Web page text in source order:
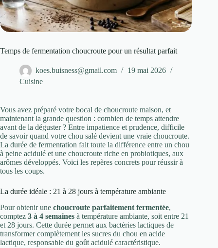
Temps de fermentation choucroute pour un résultat parfait
koes.buisness@gmail.com
19 mai 2026
Cuisine
Vous avez préparé votre bocal de choucroute maison, et
maintenant la grande question : combien de temps attendre
avant de la déguster ? Entre impatience et prudence, difficile
de savoir quand votre chou salé devient une vraie choucroute.
La durée de fermentation fait toute la différence entre un chou
à peine acidulé et une choucroute riche en probiotiques, aux
arômes développés. Voici les repères concrets pour réussir à
tous les coups.
La durée idéale : 21 à 28 jours à température ambiante
Pour obtenir une choucroute parfaitement fermentée,
comptez 3 à 4 semaines à température ambiante, soit entre 21
et 28 jours. Cette durée permet aux bactéries lactiques de
transformer complètement les sucres du chou en acide
lactique, responsable du goût acidulé caractéristique.